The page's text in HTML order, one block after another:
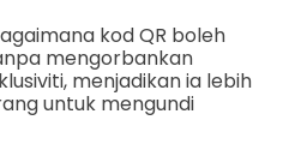
kod QR boleh
mengorbankan
menjadikan ia lebih
untuk mengundi